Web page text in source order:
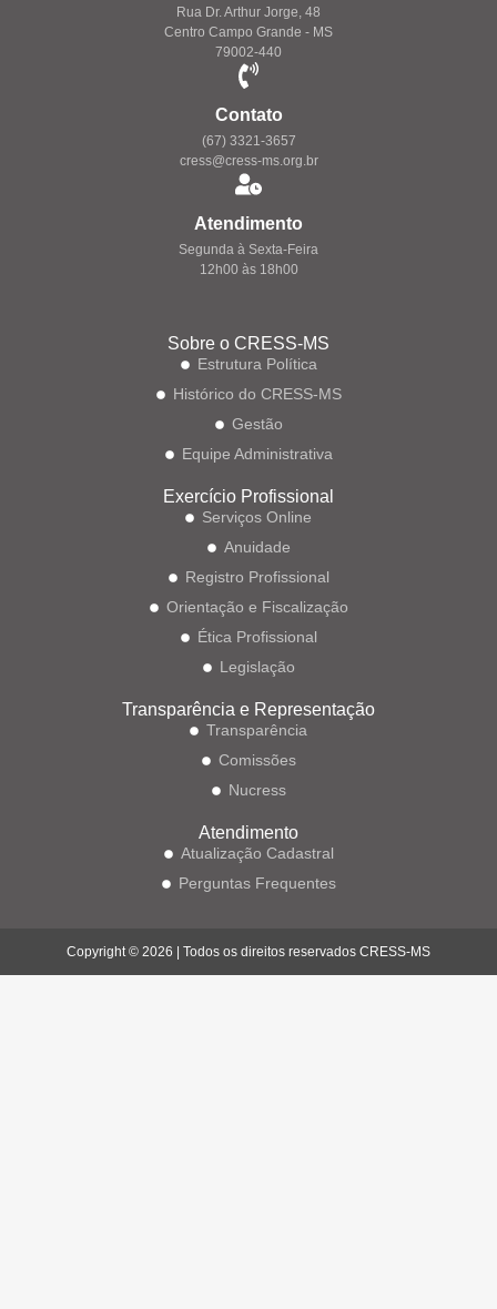
Rua Dr. Arthur Jorge, 48
Centro Campo Grande - MS
79002-440
Contato
(67) 3321-3657
cress@cress-ms.org.br
Atendimento
Segunda à Sexta-Feira
12h00 às 18h00
Sobre o CRESS-MS
Estrutura Política
Histórico do CRESS-MS
Gestão
Equipe Administrativa
Exercício Profissional
Serviços Online
Anuidade
Registro Profissional
Orientação e Fiscalização
Ética Profissional
Legislação
Transparência e Representação
Transparência
Comissões
Nucress
Atendimento
Atualização Cadastral
Perguntas Frequentes
Copyright © 2026 | Todos os direitos reservados CRESS-MS